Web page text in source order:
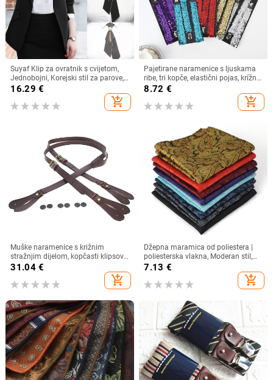
Suyaf Klip za ovratnik s cvijetom,
Jednobojni, Korejski stil za parove,
Za odrasle
16.29 €
add_shopping_cart
Pajetirane naramenice s ljuskama
ribe, tri kopče, elastični pojas, krížni
dizajn, za odrasle
8.72 €
add_shopping_cart
Muške naramenice s križnim
stražnjim dijelom, kopčasti klipsovi,
podesiva duljina
31.04€
add_shopping_cart
Džepna maramica od poliestera |
poliesterska vlakna, Moderan stil,
džakard tkanina, geometrijski
7.13 €
add_shopping_cart